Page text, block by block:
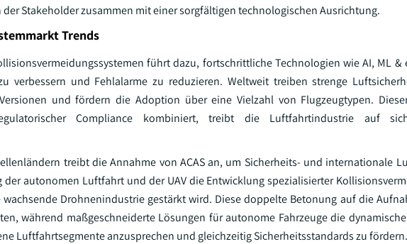
Stakeholder zusammen mit einer sorgfältigen technologischen Ausrichtung.
Trends
führt dazu, fortschrittliche Technologien wie AI, ML &
verbessern und Fehlalarme zu reduzieren. Weltweit treiben strenge
und fördern die Adoption über eine Vielzahl von Flugzeugtypen.
Compliance kombiniert, treibt die Luftfahrtindustrie auf
treibt die Annahme von ACAS an, um Sicherheits- und internationale
autonomen Luftfahrt und der UAV die Entwicklung spezialisierter
Drohnenindustrie gestärkt wird. Diese doppelte Betonung auf die
während maßgeschneiderte Lösungen für autonome Fahrzeuge die
Luftfahrtsegmente anzusprechen und gleichzeitig Sicherheitsstandards zu fördern.